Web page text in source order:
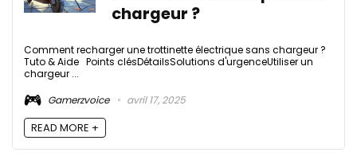
chargeur​ ?
Comment recharger une trottinette électrique sans chargeur​ ?
Tuto & Aide Points clésDétailsSolutions d'urgenceUtiliser un
chargeur ...
Gamerzvoice
avril 17, 2025
READ MORE +